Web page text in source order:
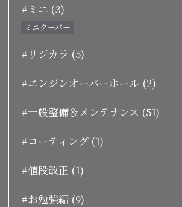
#ミニ (3)
ミニクーパー
#リジカラ (5)
#エンジンオーバーホール (2)
#一般整備＆メンテナンス (51)
#コーティング (1)
#値段改正 (1)
#お勉強編 (9)